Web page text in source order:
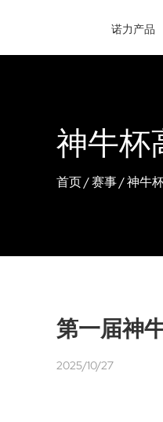
诺力产品
神牛杯
首页/赛事/神牛
第一届神
2025/10/27